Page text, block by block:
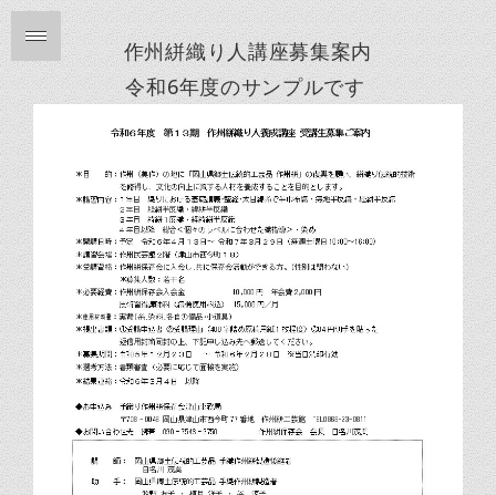
作州絣織り人講座募集案内
令和6年度のサンプルです